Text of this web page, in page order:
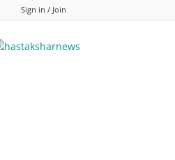
Sign in / Join